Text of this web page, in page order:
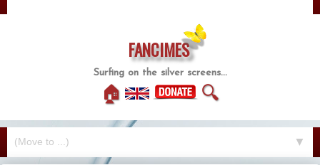
FANCIMES
Surfing on the silver screens...
🏠 🔍
▼